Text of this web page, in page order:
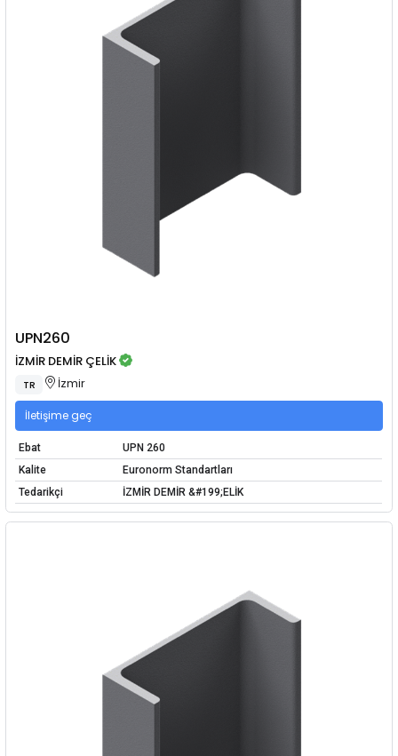
UPN260
İZMİR DEMİR ÇELİK
TR İzmir
İletişime geç
Ebat
UPN 260
Kalite
Euronorm Standartları
Tedarikçi
İZMİR DEMİR &#199;ELİK